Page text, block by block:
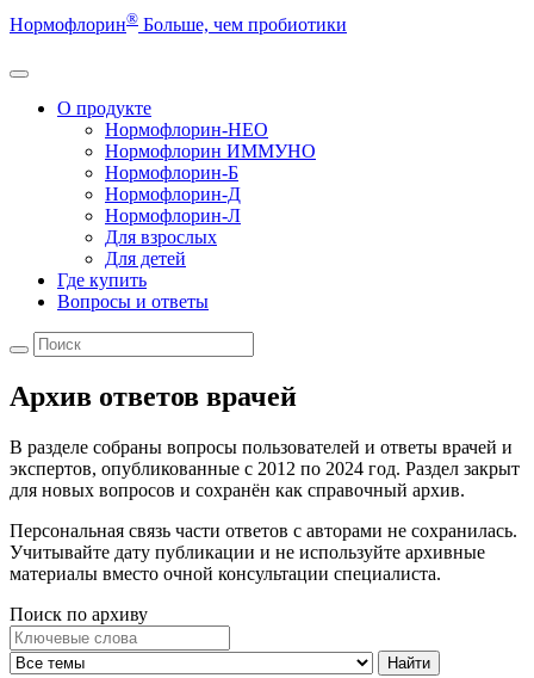
Нормофлорин® Больше, чем пробиотики
О продукте
Нормофлорин-НЕО
Нормофлорин ИММУНО
Нормофлорин-Б
Нормофлорин-Д
Нормофлорин-Л
Для взрослых
Для детей
Где купить
Вопросы и ответы
Архив ответов врачей
В разделе собраны вопросы пользователей и ответы врачей и
экспертов, опубликованные с 2012 по 2024 год. Раздел закрыт
для новых вопросов и сохранён как справочный архив.
Персональная связь части ответов с авторами не сохранилась.
Учитывайте дату публикации и не используйте архивные
материалы вместо очной консультации специалиста.
Поиск по архиву
Ключевые
слова
вопроса
Найти